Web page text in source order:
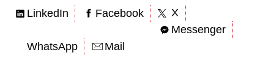
LinkedIn
Facebook
X
Messenger
WhatsApp
Mail